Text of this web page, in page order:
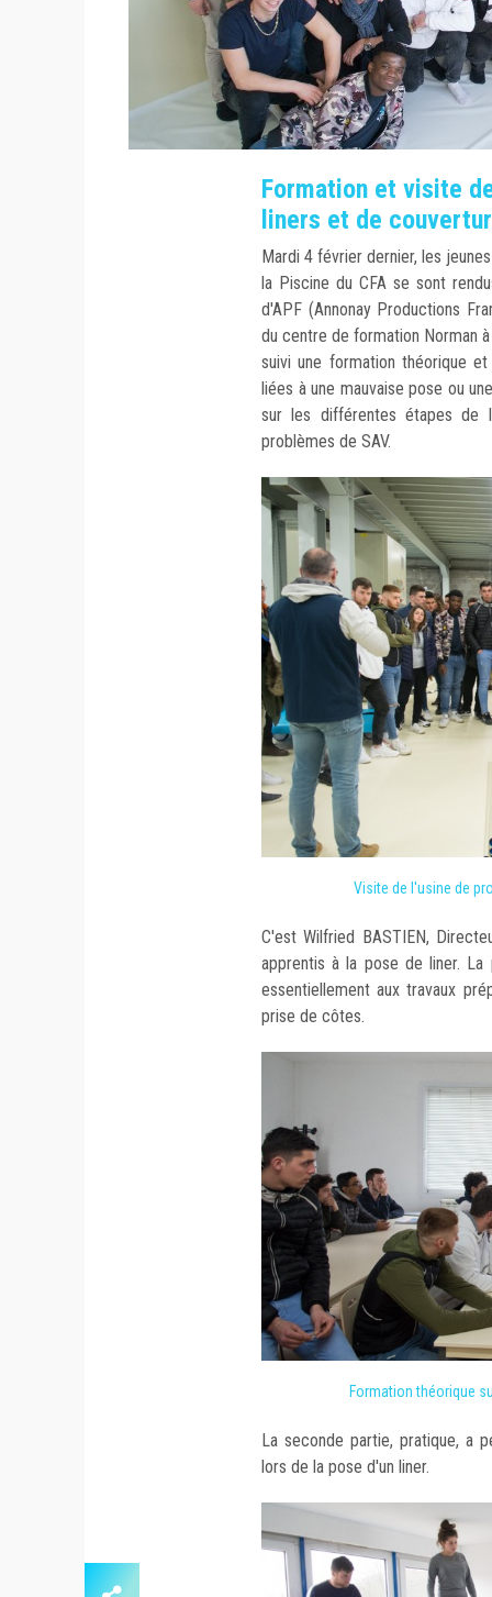
Formation et visite
liners et de
Mardi 4 février dernier, les
la Piscine du CFA se sont
d'APF (Annonay Productions
du centre de formation Norman
suivi une formation théorique
liées à une mauvaise pose ou
sur les différentes étapes de
problèmes de SAV.
Visite de l'usine de
C'est Wilfried BASTIEN,
apprentis à la pose de liner.
essentiellement aux travaux
prise de côtes.
Formation théorique
La seconde partie, pratique, a
lors de la pose d'un liner.